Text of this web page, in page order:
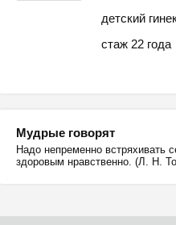
детский
стаж 22 года
Мудрые говорят
Надо непременно встряхивать
здоровым нравственно. (Л. Н.